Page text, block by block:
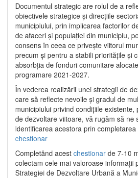
Documentul strategic are rolul de a
obiectivele strategice și direcțiile
municipiului, prin implicarea factorilor
de afaceri și populației din municipiu,
consens în ceea ce privește viitorul
precum și pentru a stabili prioritățile și
absorbția de fonduri comunitare
programare 2021-2027.
În vederea realizării unei strategii de
care să reflecte nevoile și gradul de
municipiului privind condițiile
de dezvoltare viitoare, vă rugăm să ne
identificarea acestora prin
chestionar
Completând acest chestionar de 7-10
colectam cele mai valoroase informații
Strategiei de Dezvoltare Urbană a